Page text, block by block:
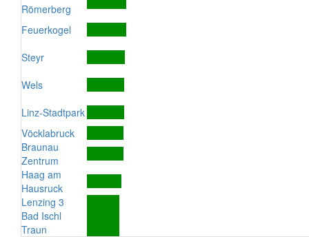
Römerberg
Feuerkogel
Steyr
Wels
Linz-Stadtpark
Vöcklabruck
Braunau
Zentrum
Haag am
Hausruck
Lenzing 3
Bad Ischl
Traun